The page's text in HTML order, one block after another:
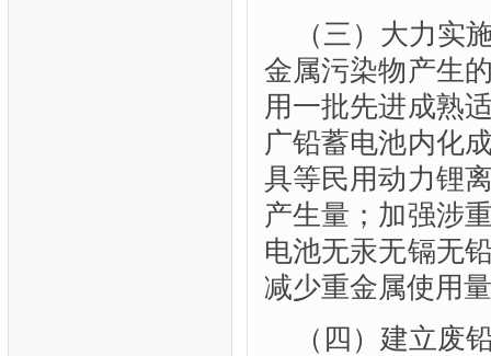
（三）大力实
金属污染物产生
用一批先进成熟
广铅蓄电池内化
具等民用动力锂
产生量；加强涉
电池无汞无镉无
减少重金属使用
（四）建立废